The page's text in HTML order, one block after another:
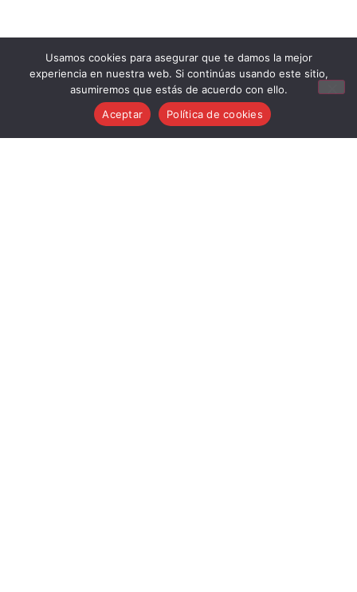
Aviso Legal
Condiciones generales de venta
Usamos cookies para asegurar que te damos la mejor
experiencia en nuestra web. Si continúas usando este sitio,
asumiremos que estás de acuerdo con ello.
Aceptar
Política de cookies